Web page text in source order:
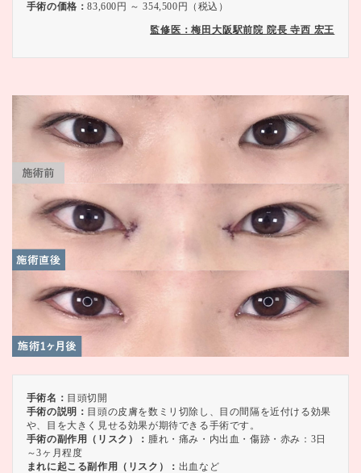
手術の価格：83,600円 ～ 354,500円（税込）
監修医：梅田大阪駅前院 院長 寺西 宏王
手術名： 目頭切開
手術の説明： 目頭の皮膚を数ミリ切除し、目の間隔を近付ける効果
や、目を大きく見せる効果が期待できる手術です。
手術の副作用（リスク）： 腫れ・痛み・内出血・傷跡・赤み：3日
～3ヶ月程度
まれに起こる副作用（リスク）： 出血など